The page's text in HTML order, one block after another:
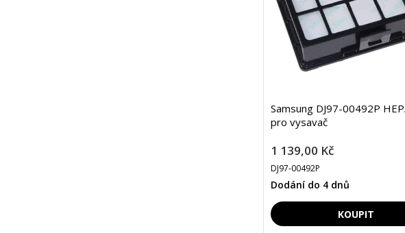
Samsung DJ97-00492P
pro vysavač
1 139,00 Kč
DJ97-00492P
Dodání do 4 dnů